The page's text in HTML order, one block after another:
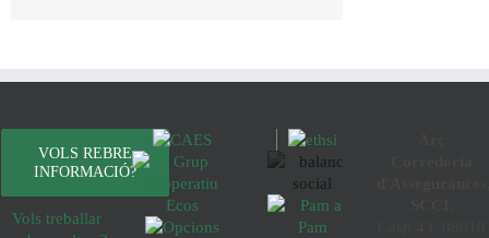
VOLS REBRE
INFORMACIÓ?
Vols treballar